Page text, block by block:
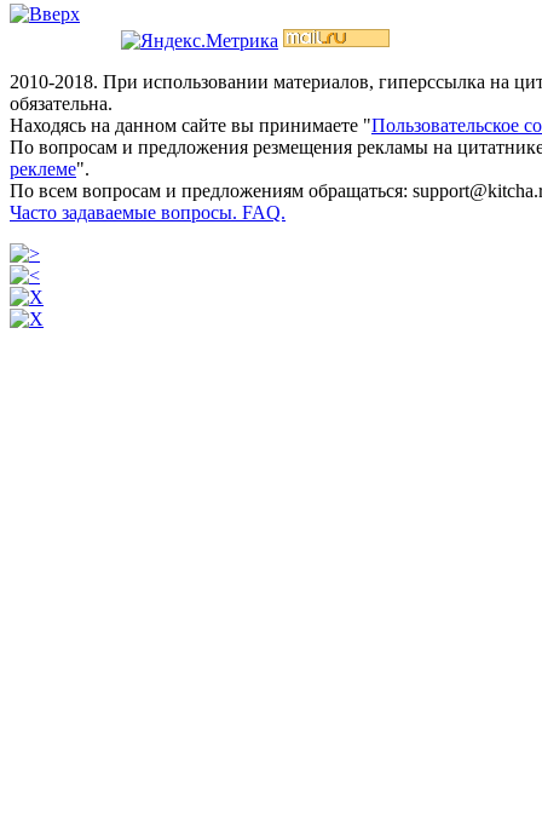
2010-2018. При использовании материалов, гиперссылка на
обязательна.
Находясь на данном сайте вы принимаете "Пользовательское
По вопросам и предложения резмещения рекламы на
реклеме".
По всем вопросам и предложениям обращаться:
Часто задаваемые вопросы. FAQ.